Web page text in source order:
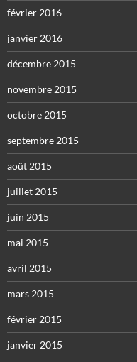
février 2016
janvier 2016
décembre 2015
novembre 2015
octobre 2015
septembre 2015
août 2015
juillet 2015
juin 2015
mai 2015
avril 2015
mars 2015
février 2015
janvier 2015